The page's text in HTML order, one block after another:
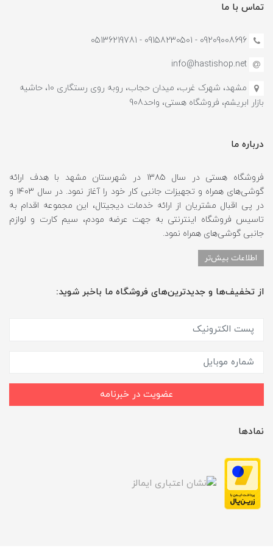
تماس با ما
09209008696 - 09158230501 - 05136219781
info@hastishop.net
مشهد، شهرک غرب، میدان حجاب، روبه روی رستگاری 10، حاشیه
بازار ابریشم، فروشگاه هستی، واحد908
درباره ما
فروشگاه هستی در سال ۱۳۸۵ در شهرستان مشهد با هدف ارائه
گوشی‌های همراه و تجهیزات جانبی کار خود را آغاز نمود. در سال ۱۴۰۳ و
در پی اقبال مشتریان از ارائه خدمات دیجیتال، این مجموعه اقدام به
تاسیس فروشگاه اینترنتی به جهت عرضه مودم، سیم کارت و لوازم
جانبی گوشی‌های همراه نمود.
اطلاعات بیش‌تر
از تخفیف‌ها و جدیدترین‌های فروشگاه ما باخبر شوید:
عضویت در خبرنامه
نمادها